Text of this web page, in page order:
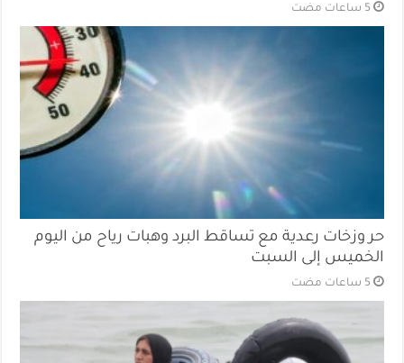
حر وزخات رعدية مع تساقط البرد وهبات رياح من اليوم
الخميس إلى السبت